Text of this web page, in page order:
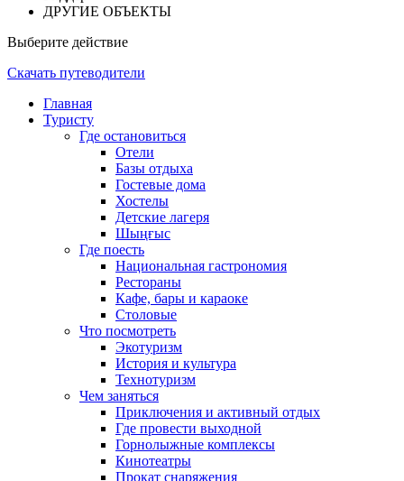
ДРУГИЕ ОБЪЕКТЫ
Выберите действие
Скачать путеводители
Главная
Туристу
Где остановиться
Отели
Базы отдыха
Гостевые дома
Хостелы
Детские лагеря
Шыңғыс
Где поесть
Национальная гастрономия
Рестораны
Кафе, бары и караоке
Столовые
Что посмотреть
Экотуризм
История и культура
Технотуризм
Чем заняться
Приключения и активный отдых
Где провести выходной
Горнолыжные комплексы
Кинотеатры
Прокат снаряжения